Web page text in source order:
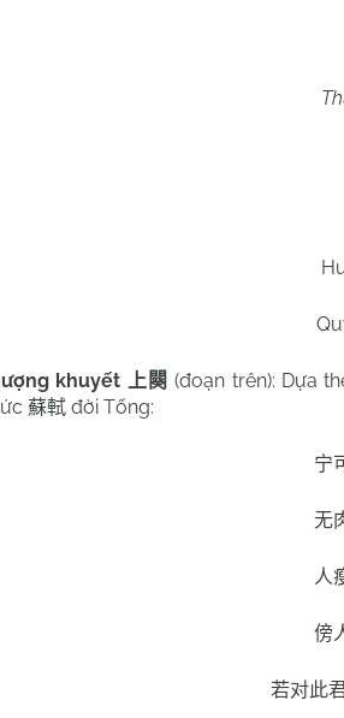
khuyết 上闋 (đoạn trên): Dựa
蘇軾 đời Tống:
宁
无
人
傍
若对此